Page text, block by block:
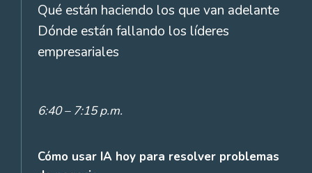
Qué están haciendo los que van adelante
Dónde están fallando los líderes
empresariales
6:40 – 7:15 p.m.
Cómo usar IA hoy para resolver problemas